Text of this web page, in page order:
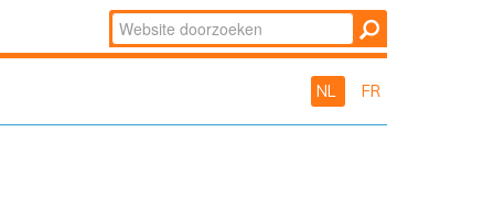
Zoek
Geavanceerd
NL FR